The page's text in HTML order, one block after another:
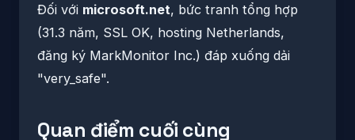
Đối với microsoft.net, bức tranh tổng hợp
(31.3 năm, SSL OK, hosting Netherlands,
đăng ký MarkMonitor Inc.) đáp xuống dải
"very_safe".
Quan điểm cuối cùng